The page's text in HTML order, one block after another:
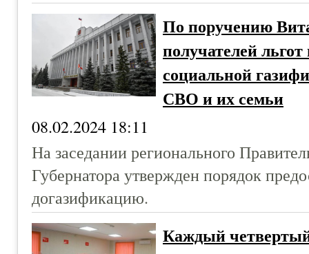
По поручению
получателей
социальной
СВО и их семьи
08.02.2024 18:11
На заседании регионального
Губернатора утвержден порядок
догазификацию.
Каждый